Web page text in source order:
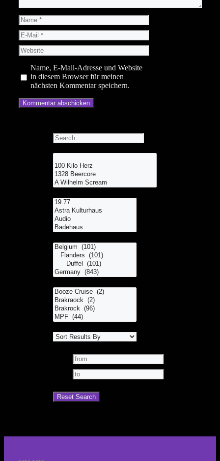
Name
E-
Mail
Website
Name, E-Mail-Adresse und Website
in diesem Browser für meinen
nächsten Kommentar speichern.